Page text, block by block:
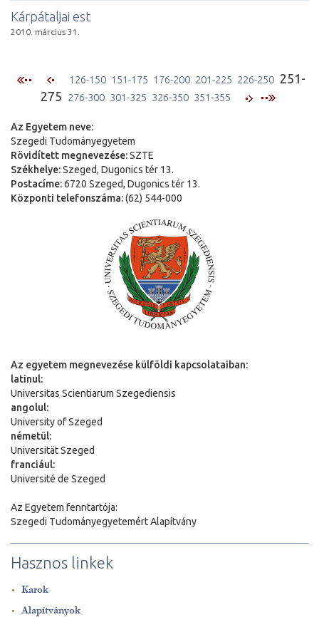
Kárpátaljai est
2010. március 31.
126-150 151-175 176-200 201-225 226-250 251-
275 276-300 301-325 326-350 351-355
Az Egyetem neve:
Szegedi Tudományegyetem
Rövidített megnevezése:SZTE
Székhelye:Szeged, Dugonics tér 13.
Postacíme:6720 Szeged, Dugonics tér 13.
Központi telefonszáma:(62) 544-000
Az egyetem megnevezése külföldi kapcsolataiban:
latinul:
Universitas Scientiarum Szegediensis
angolul:
University of Szeged
németül:
Universität Szeged
franciául:
Université de Szeged
Az Egyetem fenntartója:
Szegedi Tudományegyetemért Alapítvány
Hasznos linkek
Karok
Alapítványok